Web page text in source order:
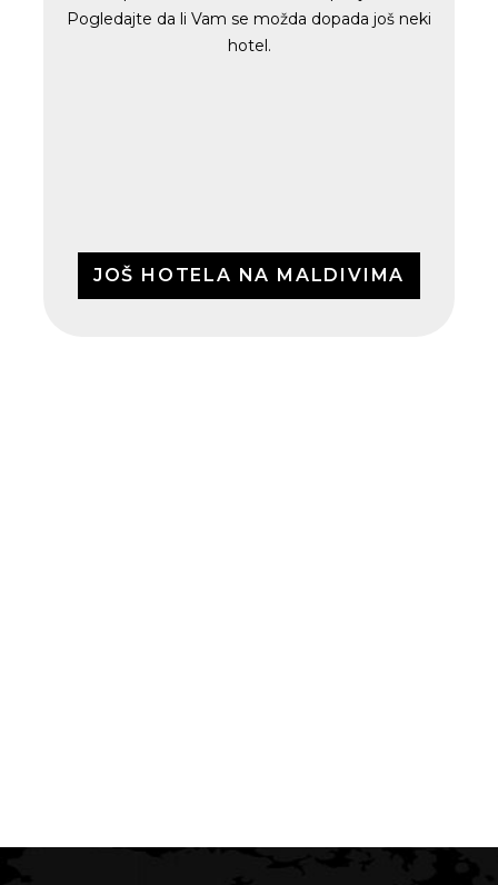
Pogledajte da li Vam se možda dopada još neki
hotel.
JOŠ HOTELA NA MALDIVIMA